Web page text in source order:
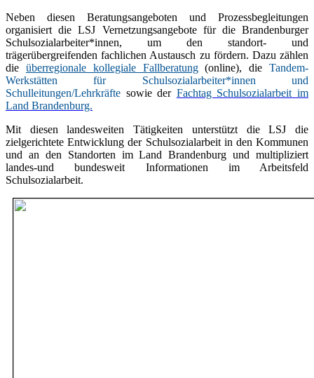
Neben diesen Beratungsangeboten und Prozessbegleitungen
organisiert die LSJ Vernetzungsangebote für die Brandenburger
Schulsozialarbeiter*innen, um den standort- und
trägerübergreifenden fachlichen Austausch zu fördern. Dazu zählen
die überregionale kollegiale Fallberatung(online), die Tandem-
Werkstätten für Schulsozialarbeiter*innen und
Schulleitungen/Lehrkräfte sowie der Fachtag Schulsozialarbeit im
Land Brandenburg.
Mit diesen landesweiten Tätigkeiten unterstützt die LSJ die
zielgerichtete Entwicklung der Schulsozialarbeit in den Kommunen
und an den Standorten im Land Brandenburg und multipliziert
landes-und bundesweit Informationen im Arbeitsfeld
Schulsozialarbeit.